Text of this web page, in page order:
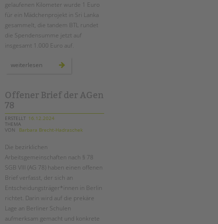
TANDEM BTL AKADEMIE
Zertfikatskurse
Seminarkalender
PROFIL | LEITBILD
Bereiche im Überblick
Kinder- und Jugendschutz
Unsere Videos
Gesellschafter VdK
schoolcoach BTL
tandem international
KARRIERE
Stellenangebote
tandem als Arbeitgeberin
gelaufenen Kilometer wurde 1 Euro
für ein Mädchenprojekt in Sri Lanka
gesammelt, die tandem BTL rundet
die Spendensumme jetzt auf
insgesamt 1.000 Euro auf.
weiterlesen
laufjahr
teamgeist
durch
Offener Brief der AGen
78
ERSTELLT 16.12.2024
THEMA
VON
Barbara Brecht-Hadraschek
Die bezirklichen
Arbeitsgemeinschaften nach § 78
SGB VIII (AG 78) haben einen offenen
Brief verfasst, der sich an
Entscheidungsträger*innen in Berlin
richtet. Darin wird auf die prekäre
Lage an Berliner Schulen
aufmerksam gemacht und konkrete